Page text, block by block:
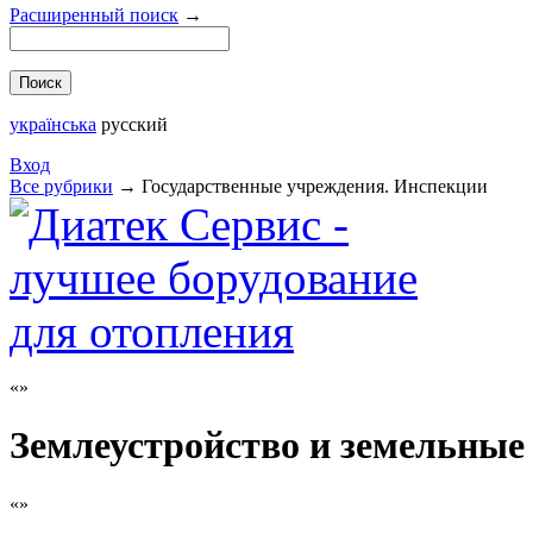
Расширенный поиск →
українська русский
Вход
Все рубрики → Государственные учреждения. Инспекции
Землеустройство и